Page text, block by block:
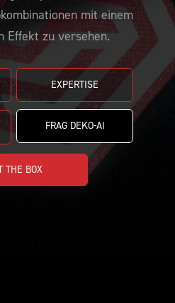
mit einem
Effekt zu versehen.
EXPERTISE
FRAG DEKO-AI
THE BOX